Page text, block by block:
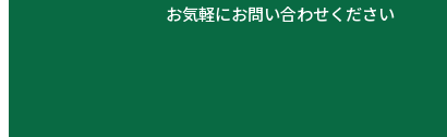
お気軽にお問い合わせください